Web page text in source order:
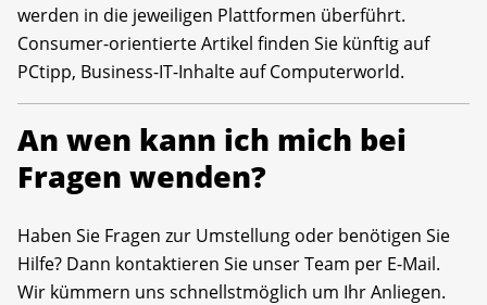
werden in die jeweiligen Plattformen überführt.
Consumer-orientierte Artikel finden Sie künftig auf
PCtipp, Business-IT-Inhalte auf Computerworld.
An wen kann ich mich bei
Fragen wenden?
Haben Sie Fragen zur Umstellung oder benötigen Sie
Hilfe? Dann kontaktieren Sie unser Team per E-Mail.
Wir kümmern uns schnellstmöglich um Ihr Anliegen.